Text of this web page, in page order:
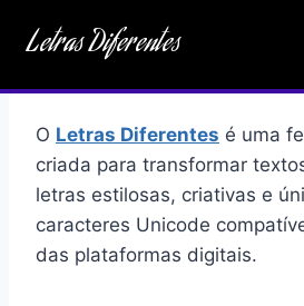
paraLetras Diferentes
O Letras Diferentes é uma
criada para transformar
letras estilosas, criativas e
caracteres Unicode
das plataformas digitais.